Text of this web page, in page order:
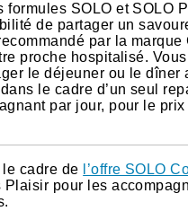
formules SOLO et SOLO
de partager un
par la marque
proche hospitalisé.
le déjeuner ou le dîner
le cadre d’un seul
par jour, pour le
le cadre de l’offre SOLO
Plaisir pour les